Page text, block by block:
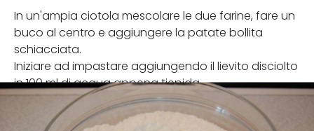
In un'ampia ciotola mescolare le due farine, fare un
buco al centro e aggiungere la patate bollita
schiacciata.
Iniziare ad impastare aggiungendo il lievito disciolto
in 100 ml di acqua appena tiepida.